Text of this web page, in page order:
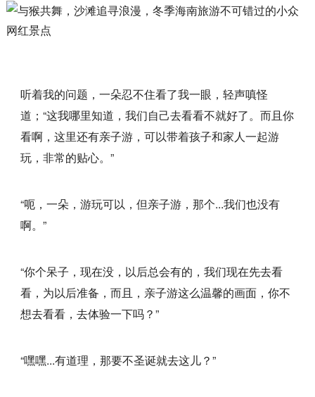
听着我的问题，一朵忍不住看了我一眼，轻声嗔怪
道；“这我哪里知道，我们自己去看看不就好了。而且你
看啊，这里还有亲子游，可以带着孩子和家人一起游
玩，非常的贴心。”
“呃，一朵，游玩可以，但亲子游，那个...我们也没有
啊。”
“你个呆子，现在没，以后总会有的，我们现在先去看
看，为以后准备，而且，亲子游这么温馨的画面，你不
想去看看，去体验一下吗？”
“嘿嘿...有道理，那要不圣诞就去这儿？”